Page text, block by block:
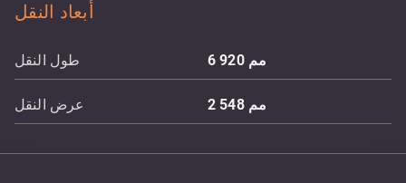
أبعاد النقل
طول النقل 6 920 مم
عرض النقل 2 548 مم